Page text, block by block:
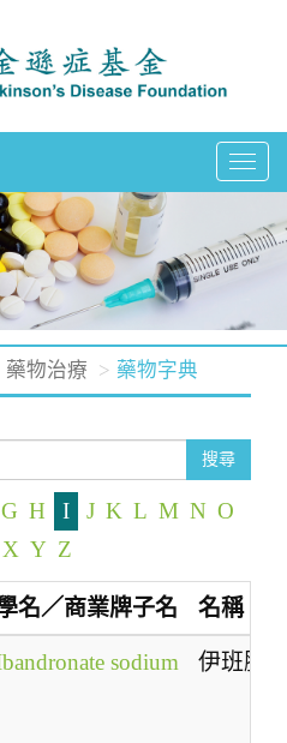
T
o
g
g
e
a
i
o
n
藥物治療 藥物字典
搜尋
G H I J K L M N O
X Y Z
名／商業牌子名 名稱
sodium 伊班膦